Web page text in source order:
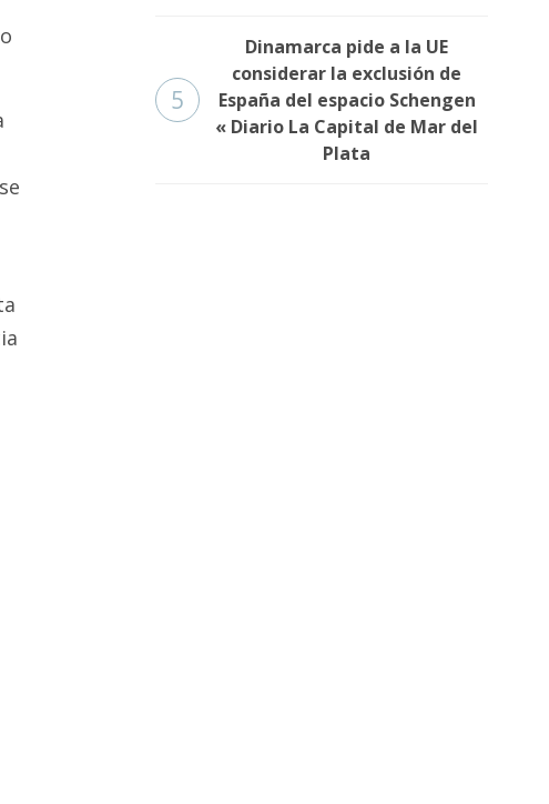
5
Dinamarca pide a la UE
considerar la exclusión de
España del espacio Schengen
« Diario La Capital de Mar del
Plata